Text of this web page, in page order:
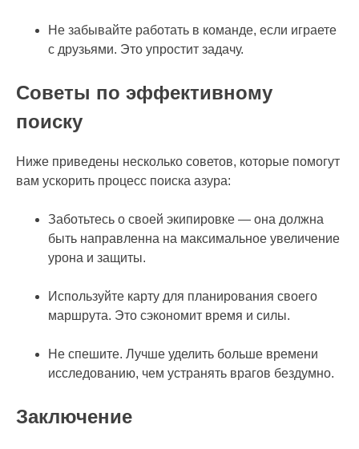
Не забывайте работать в команде, если играете
с друзьями. Это упростит задачу.
Советы по эффективному
поиску
Ниже приведены несколько советов, которые помогут
вам ускорить процесс поиска азура:
Заботьтесь о своей экипировке — она должна
быть направленна на максимальное увеличение
урона и защиты.
Используйте карту для планирования своего
маршрута. Это сэкономит время и силы.
Не спешите. Лучше уделить больше времени
исследованию, чем устранять врагов бездумно.
Заключение